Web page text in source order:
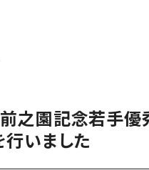
之園記念若手優
いました